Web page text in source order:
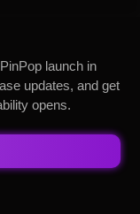
launch in
updates, and get
opens.